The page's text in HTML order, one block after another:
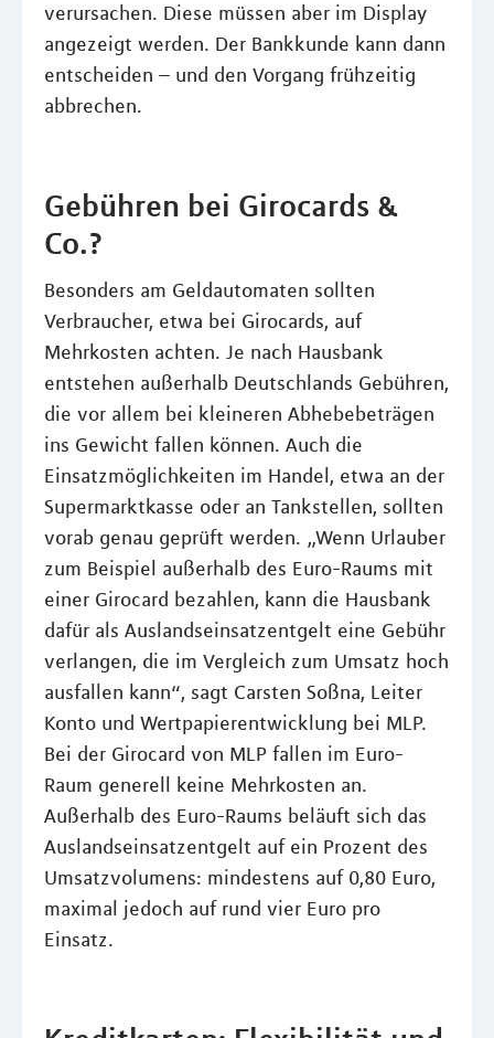
verursachen. Diese müssen aber im Display
angezeigt werden. Der Bankkunde kann dann
entscheiden – und den Vorgang frühzeitig
abbrechen.
Gebühren bei Girocards &
Co.?
Besonders am Geldautomaten sollten
Verbraucher, etwa bei Girocards, auf
Mehrkosten achten. Je nach Hausbank
entstehen außerhalb Deutschlands Gebühren,
die vor allem bei kleineren Abhebebeträgen
ins Gewicht fallen können. Auch die
Einsatzmöglichkeiten im Handel, etwa an der
Supermarktkasse oder an Tankstellen, sollten
vorab genau geprüft werden. „Wenn Urlauber
zum Beispiel außerhalb des Euro-Raums mit
einer Girocard bezahlen, kann die Hausbank
dafür als Auslandseinsatzentgelt eine Gebühr
verlangen, die im Vergleich zum Umsatz hoch
ausfallen kann“, sagt Carsten Soßna, Leiter
Konto und Wertpapierentwicklung bei MLP.
Bei der Girocard von MLP fallen im Euro-
Raum generell keine Mehrkosten an.
Außerhalb des Euro-Raums beläuft sich das
Auslandseinsatzentgelt auf ein Prozent des
Umsatzvolumens: mindestens auf 0,80 Euro,
maximal jedoch auf rund vier Euro pro
Einsatz.